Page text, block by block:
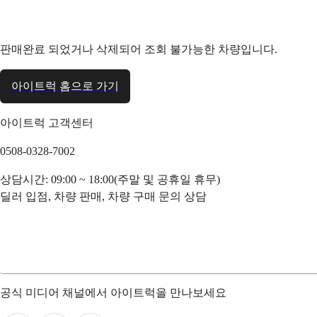
판매완료 되었거나 삭제되어 조회 불가능한 차량입니다.
아이트럭 홈으로 가기
아이트럭 고객센터
0508-0328-7002
상담시간: 09:00 ~ 18:00(주말 및 공휴일 휴무)
딜러 입점, 차량 판매, 차량 구매 문의 상담
공식 미디어 채널에서 아이트럭을 만나보세요